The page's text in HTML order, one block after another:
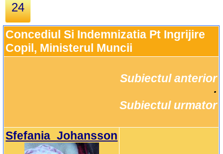
24
Concediul Si Indemnizatia Pt Ingrijire
Copil, Ministerul Muncii
Subiectul anterior
Subiectul urmator
Sfefania_Johansson